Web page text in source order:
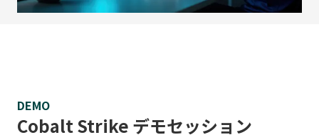
DEMO
Cobalt Strike デモセッション